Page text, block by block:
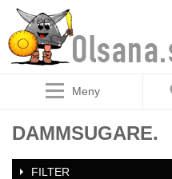
Meny
DAMMSUGARE.
FILTER